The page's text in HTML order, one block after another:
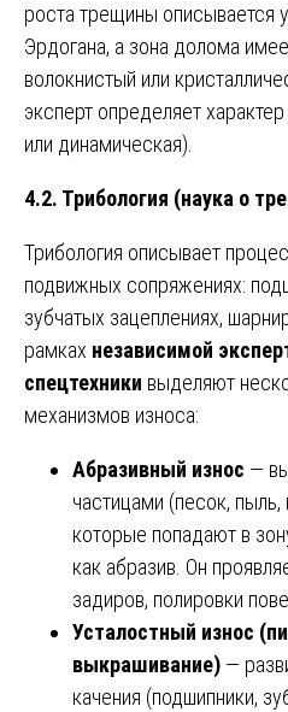
роста трещины описывается
Эрдогана, а зона долома
волокнистый или
эксперт определяет
или динамическая).
4.2. Трибология (наука о
Трибология описывает
подвижных сопряжениях:
зубчатых зацеплениях,
рамках независимой
спецтехники выделяют
механизмов износа:
Абразивный износ —
частицами (песок,
которые попадают в
как абразив. Он
задиров, полировки
Усталостный износ
выкрашивание) —
качения (подшипники,